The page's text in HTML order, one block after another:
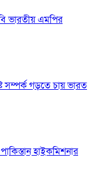
ভারতীয় এমপির
সম্পর্ক গড়তে চায় ভারত
হাইকমিশনার